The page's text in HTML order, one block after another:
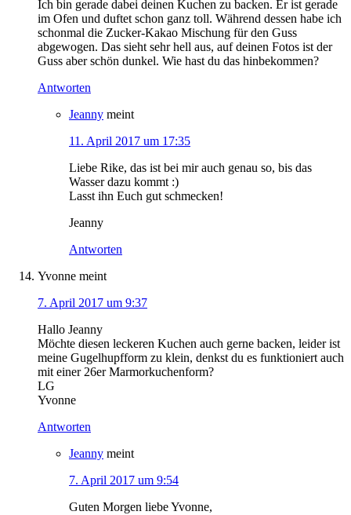
Ich bin gerade dabei deinen Kuchen zu backen. Er ist gerade
im Ofen und duftet schon ganz toll. Während dessen habe ich
schonmal die Zucker-Kakao Mischung für den Guss
abgewogen. Das sieht sehr hell aus, auf deinen Fotos ist der
Guss aber schön dunkel. Wie hast du das hinbekommen?
Antworten
Jeanny meint
11. April 2017 um 17:35
Liebe Rike, das ist bei mir auch genau so, bis das
Wasser dazu kommt :)
Lasst ihn Euch gut schmecken!
Jeanny
Antworten
Yvonne meint
7. April 2017 um 9:37
Hallo Jeanny
Möchte diesen leckeren Kuchen auch gerne backen, leider ist
meine Gugelhupfform zu klein, denkst du es funktioniert auch
mit einer 26er Marmorkuchenform?
LG
Yvonne
Antworten
Jeanny meint
7. April 2017 um 9:54
Guten Morgen liebe Yvonne,